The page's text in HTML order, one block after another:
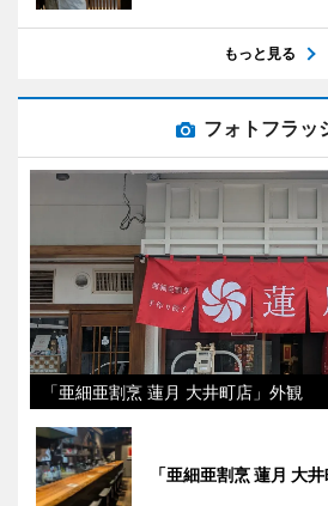
もっと見る
フォトフラッ
「亜細亜割烹 蓮月 大井町店」外観
「亜細亜割烹 蓮月 大